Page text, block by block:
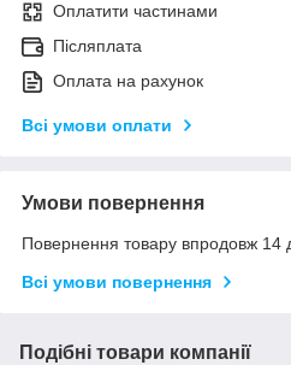
Оплатити частинами
Післяплата
Оплата на рахунок
Всі умови оплати
Умови повернення
Повернення товару впродовж 14
Всі умови повернення
Подібні товари компанії